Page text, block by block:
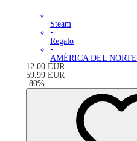
Steam
•
Regalo
•
AMÉRICA DEL NORTE
12.00 EUR
59.99 EUR
-80%